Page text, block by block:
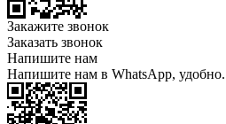
Закажите звонок
Заказать звонок
Напишите нам
Напишите нам в WhatsApp, удобно.